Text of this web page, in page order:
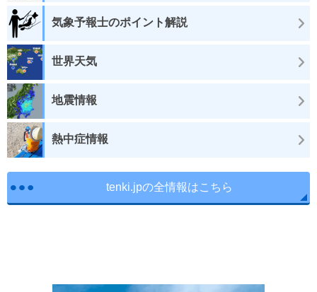
気象予報士のポイント解説
世界天気
地震情報
熱中症情報
tenki.jpの全情報はこちら